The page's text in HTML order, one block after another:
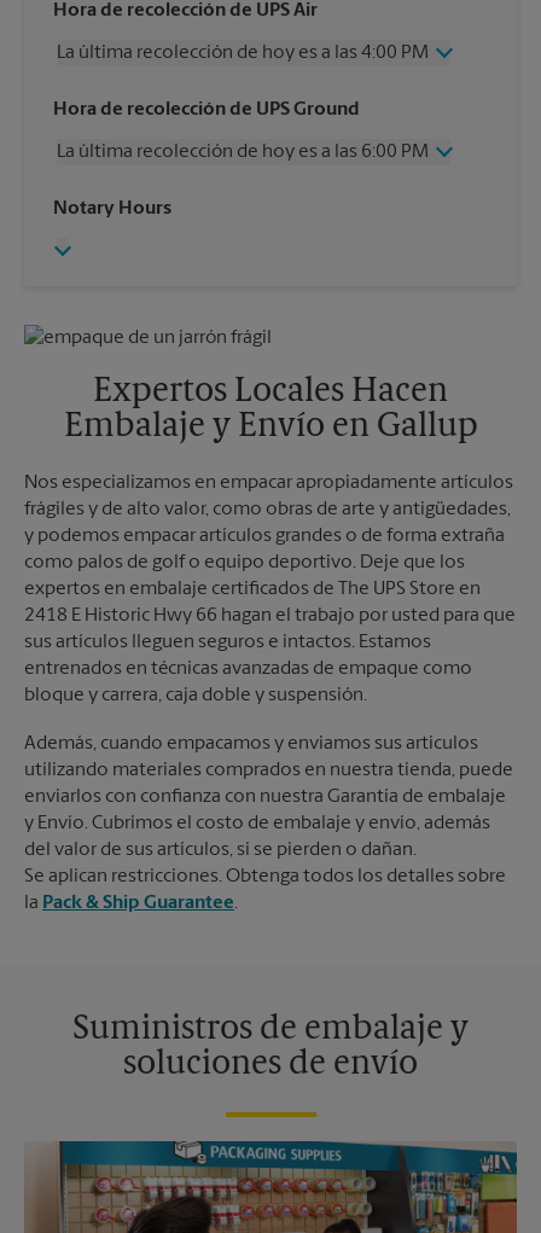
Hora de recolección de UPS Air
La última recolección de hoy es a las 4:00 PM
Miércoles
4:00 PM
Viernes
4:00 PM
Domingo
Hora de recolección de UPS Ground
La última recolección de hoy es a las 6:00 PM
Miércoles
Viernes
Lunes
6:00 PM
Notary Hours
Expertos Locales Hacen
Embalaje y Envío en Gallup
Nos especializamos en empacar apropiadamente artículos
frágiles y de alto valor, como obras de arte y antigüedades,
y podemos empacar artículos grandes o de forma extraña
como palos de golf o equipo deportivo. Deje que los
expertos en embalaje certificados de The UPS Store en
2418 E Historic Hwy 66 hagan el trabajo por usted para que
sus artículos lleguen seguros e intactos. Estamos
entrenados en técnicas avanzadas de empaque como
bloque y carrera, caja doble y suspensión.
Además, cuando empacamos y enviamos sus artículos
utilizando materiales comprados en nuestra tienda, puede
enviarlos con confianza con nuestra Garantía de embalaje
y Envío. Cubrimos el costo de embalaje y envío, además
del valor de sus artículos, si se pierden o dañan.
Se aplican restricciones. Obtenga todos los detalles sobre
la Pack & Ship Guarantee.
Suministros de embalaje y
soluciones de envío